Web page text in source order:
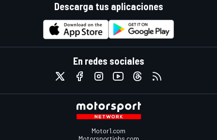
Descarga tus aplicaciones
En redes sociales
Motor1.com
Motorsportjobs.com